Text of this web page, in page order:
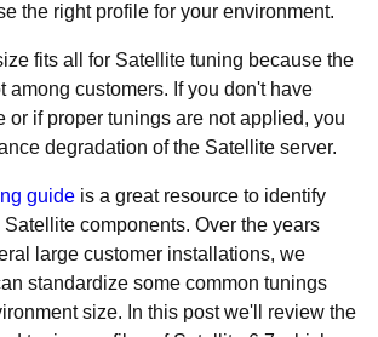
the right profile for your environment.
fits all for Satellite tuning because the
among customers. If you don't have
or if proper tunings are not applied, you
degradation of the Satellite server.
guide is a great resource to identify
components. Over the years
large customer installations, we
standardize some common tunings
size. In this post we'll review the